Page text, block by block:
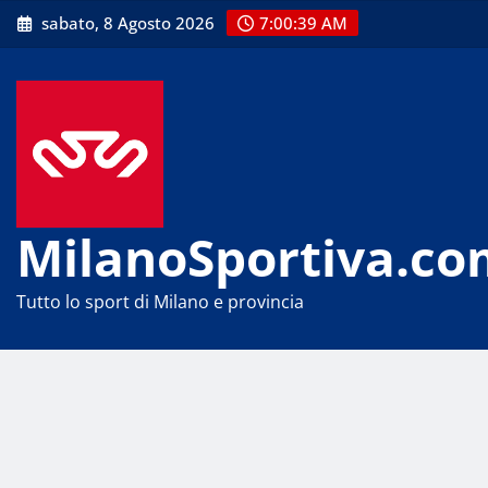
Skip
to
sabato, 8 Agosto 2026 7:00:39 AM
Tutto lo sport di Milano e provincia